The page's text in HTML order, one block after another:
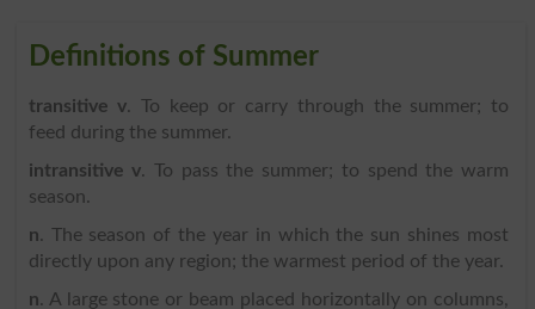
Definitions of Summer
transitive v. To keep or carry through the summer; to
feed during the summer.
intransitive v. To pass the summer; to spend the warm
season.
n. The season of the year in which the sun shines most
directly upon any region; the warmest period of the year.
n. A large stone or beam placed horizontally on columns,